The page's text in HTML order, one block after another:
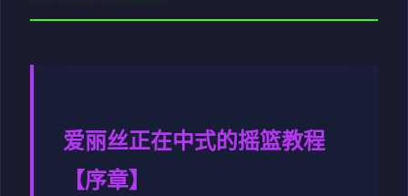
爱丽丝正在中式的摇篮教程
【序章】